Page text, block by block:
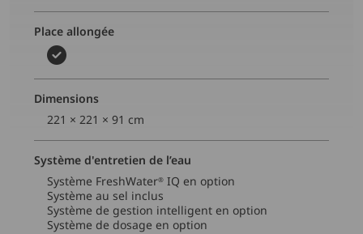
Place allongée
Dimensions
221 × 221 × 91 cm
Système d'entretien de l’eau
Système FreshWater® IQ en option​
Système au sel inclus​
Système de gestion intelligent en option
Système de dosage en option